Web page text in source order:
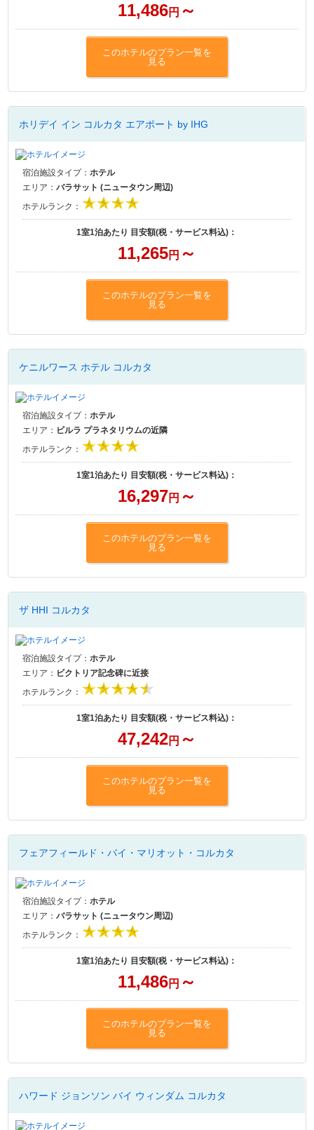
11,486円 ～
このホテルのプラン一覧を
見る
ホリデイ イン コルカタ エアポート by IHG
宿泊施設タイプ：ホテル
エリア：バラサット (ニュータウン周辺)
ホテルランク：
1室1泊あたり 目安額(税・サービス料込)：
11,265円 ～
このホテルのプラン一覧を
見る
ケニルワース ホテル コルカタ
宿泊施設タイプ：ホテル
エリア： ビルラ プラネタリウムの近隣
ホテルランク：
1室1泊あたり 目安額(税・サービス料込)：
16,297円 ～
このホテルのプラン一覧を
見る
ザ HHI コルカタ
宿泊施設タイプ：ホテル
エリア： ビクトリア記念碑に近接
ホテルランク：
1室1泊あたり 目安額(税・サービス料込)：
47,242円 ～
このホテルのプラン一覧を
見る
フェアフィールド・バイ・マリオット・コルカタ
宿泊施設タイプ：ホテル
エリア：バラサット (ニュータウン周辺)
ホテルランク：
1室1泊あたり 目安額(税・サービス料込)：
11,486円 ～
このホテルのプラン一覧を
見る
ハワード ジョンソン バイ ウィンダム コルカタ